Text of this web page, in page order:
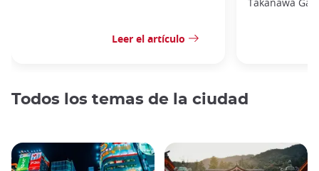
Leer el artículo
Takanawa
Todos los temas de la ciudad